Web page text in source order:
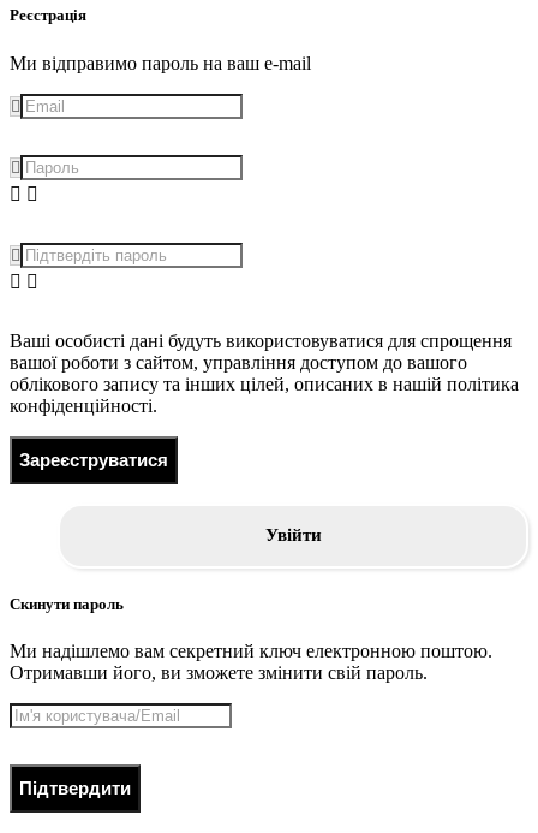
Реєстрація
Ми відправимо пароль на ваш e-mail
Ваші особисті дані будуть використовуватися для спрощення
вашої роботи з сайтом, управління доступом до вашого
облікового запису та інших цілей, описаних в нашій політика
конфіденційності.
Зареєструватися
Увійти
Скинути пароль
Ми надішлемо вам секретний ключ електронною поштою.
Отримавши його, ви зможете змінити свій пароль.
Підтвердити